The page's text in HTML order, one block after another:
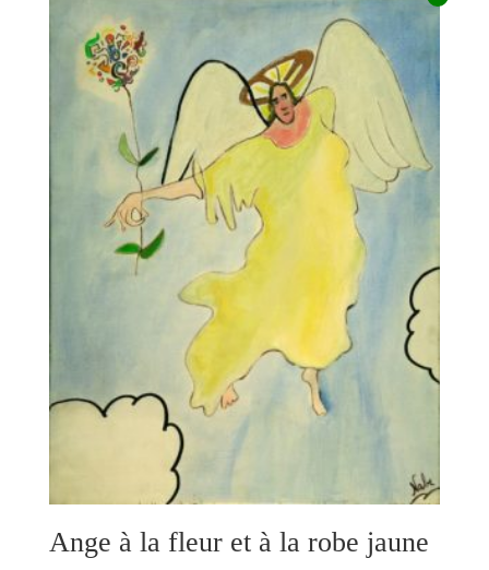
Ange à la fleur et à la robe jaune